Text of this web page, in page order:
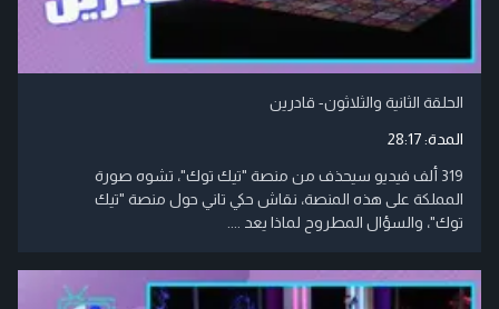
الحلقة الثانية والثلاثون- قادرين
المدة:28:17
319 ألف فيديو سيحذف من منصة "تيك توك"، تشوه صورة
المملكة على هذه المنصة، نقاش حكي تاني حول منصة "تيك
توك"، والسؤال المطروح لماذا يعد ....